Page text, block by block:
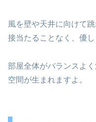
風を壁や天井に向けて
接当たることなく、優
部屋全体がバランスよ
空間が生まれますよ。